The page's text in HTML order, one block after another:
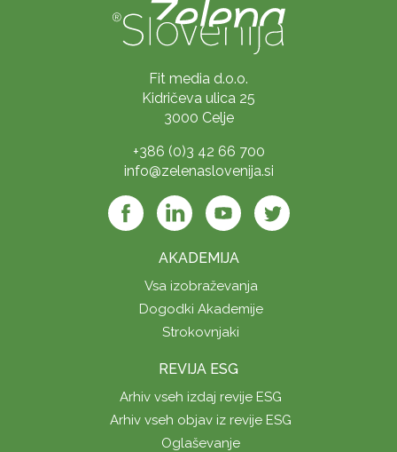
Fit media d.o.o.
Kidričeva ulica 25
3000 Celje
+386 (0)3 42 66 700
info@zelenaslovenija.si
AKADEMIJA
Vsa izobraževanja
Dogodki Akademije
Strokovnjaki
REVIJA ESG
Arhiv vseh izdaj revije ESG
Arhiv vseh objav iz revije ESG
Oglaševanje